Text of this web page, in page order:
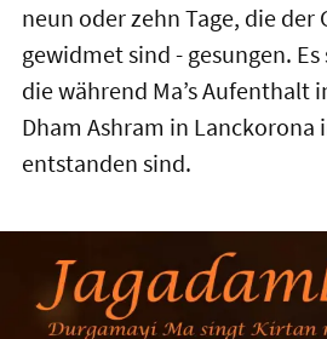
neun oder zehn Tage, die
gewidmet sind - gesungen.
die während Ma’s Aufenthalt
Dham Ashram in Lanckorona
entstanden sind.